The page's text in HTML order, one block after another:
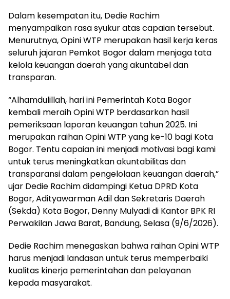
Dalam kesempatan itu, Dedie Rachim
menyampaikan rasa syukur atas capaian tersebut.
Menurutnya, Opini WTP merupakan hasil kerja keras
seluruh jajaran Pemkot Bogor dalam menjaga tata
kelola keuangan daerah yang akuntabel dan
transparan.
“Alhamdulillah, hari ini Pemerintah Kota Bogor
kembali meraih Opini WTP berdasarkan hasil
pemeriksaan laporan keuangan tahun 2025. Ini
merupakan raihan Opini WTP yang ke-10 bagi Kota
Bogor. Tentu capaian ini menjadi motivasi bagi kami
untuk terus meningkatkan akuntabilitas dan
transparansi dalam pengelolaan keuangan daerah,”
ujar Dedie Rachim didampingi Ketua DPRD Kota
Bogor, Adityawarman Adil dan Sekretaris Daerah
(Sekda) Kota Bogor, Denny Mulyadi di Kantor BPK RI
Perwakilan Jawa Barat, Bandung, Selasa (9/6/2026).
Dedie Rachim menegaskan bahwa raihan Opini WTP
harus menjadi landasan untuk terus memperbaiki
kualitas kinerja pemerintahan dan pelayanan
kepada masyarakat.